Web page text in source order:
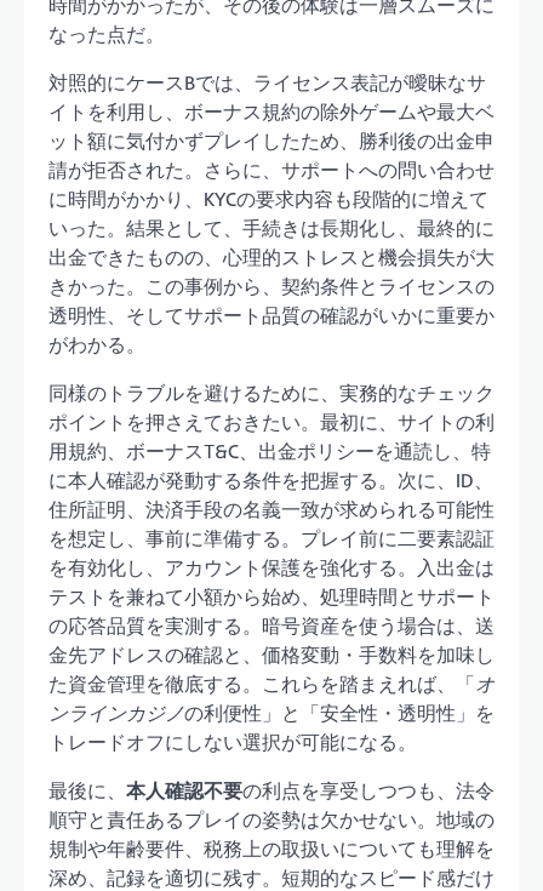
なった点だ。
対照的にケースBでは、ライセンス表記が曖昧なサ
イトを利用し、ボーナス規約の除外ゲームや最大ベ
ット額に気付かずプレイしたため、勝利後の出金申
請が拒否された。さらに、サポートへの問い合わせ
に時間がかかり、KYCの要求内容も段階的に増えて
いった。結果として、手続きは長期化し、最終的に
出金できたものの、心理的ストレスと機会損失が大
きかった。この事例から、契約条件とライセンスの
透明性、そしてサポート品質の確認がいかに重要か
がわかる。
同様のトラブルを避けるために、実務的なチェック
ポイントを押さえておきたい。最初に、サイトの利
用規約、ボーナスT&C、出金ポリシーを通読し、特
に本人確認が発動する条件を把握する。次に、ID、
住所証明、決済手段の名義一致が求められる可能性
を想定し、事前に準備する。プレイ前に二要素認証
を有効化し、アカウント保護を強化する。入出金は
テストを兼ねて小額から始め、処理時間とサポート
の応答品質を実測する。暗号資産を使う場合は、送
金先アドレスの確認と、価格変動・手数料を加味し
た資金管理を徹底する。これらを踏まえれば、「オ
ンラインカジノの利便性」と「安全性・透明性」を
トレードオフにしない選択が可能になる。
最後に、 本人確認不要の利点を享受しつつも、法令
順守と責任あるプレイの姿勢は欠かせない。地域の
規制や年齢要件、税務上の取扱いについても理解を
深め、記録を適切に残す。短期的なスピード感だけ